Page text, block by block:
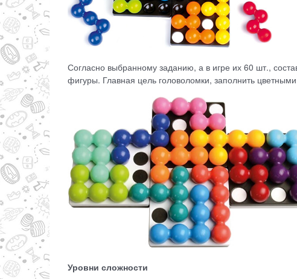
Согласно выбранному заданию, а в игре их 60 шт.,
фигуры. Главная цель головоломки, заполнить
Уровни сложности